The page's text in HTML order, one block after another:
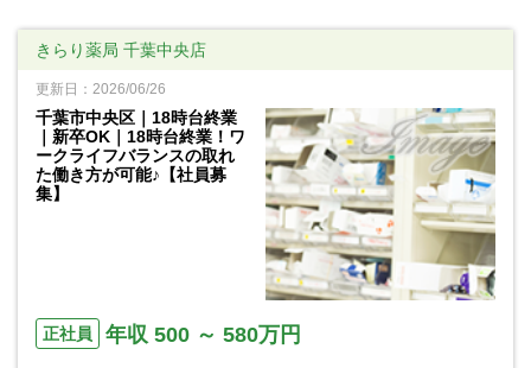
きらり薬局 千葉中央店
更新日：2026/06/26
千葉市中央区｜18時台終業
｜新卒OK｜18時台終業！ワ
ークライフバランスの取れ
た働き方が可能♪【社員募
集】
正社員 年収 500 ～ 580万円